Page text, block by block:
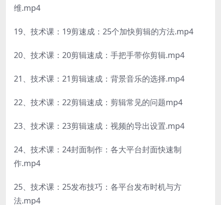
维.mp4
19、技术课：19剪速成：25个加快剪辑的方法.mp4
20、技术课：20剪辑速成：手把手带你剪辑.mp4
21、技术课：21剪辑速成：背景音乐的选择.mp4
22、技术课：22剪辑速成：剪辑常见的问题mp4
23、技术课：23剪辑速成：视频的导出设置.mp4
24、技术课：24封面制作：各大平台封面快速制
作.mp4
25、技术课：25发布技巧：各平台发布时机与方
法.mp4